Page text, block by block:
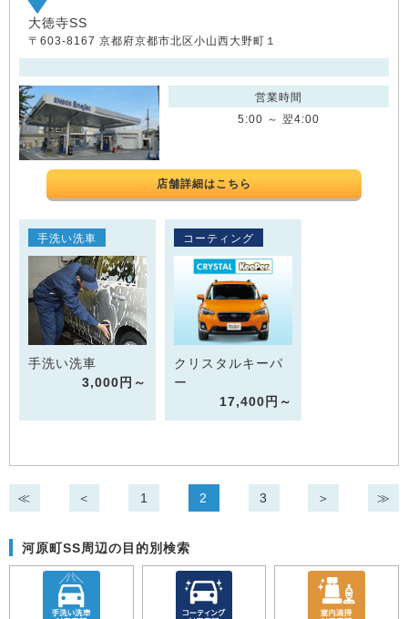
大徳寺SS
〒603-8167 京都府京都市北区小山西大野町１
営業時間
5:00 ～ 翌4:00
店舗詳細はこちら
手洗い洗車
手洗い洗車
3,000円～
コーティング
クリスタルキーパ
ー
17,400円～
≪ ＜ 1 2 3 ＞ ≫
河原町SS周辺の目的別検索